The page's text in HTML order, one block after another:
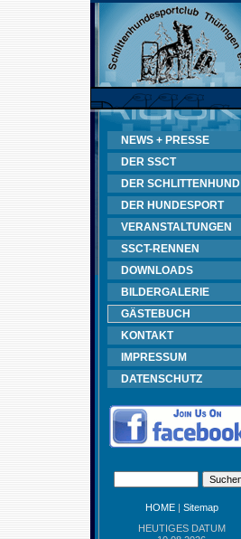
NEWS + PRESSE
DER SSCT
DER SCHLITTENHUND
DER HUNDESPORT
VERANSTALTUNGEN
SSCT-RENNEN
DOWNLOADS
BILDERGALERIE
GÄSTEBUCH
KONTAKT
IMPRESSUM
DATENSCHUTZ
HOME| Sitemap
HEUTIGES DATUM